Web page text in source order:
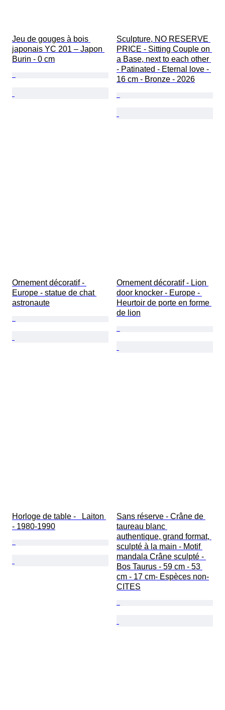
Jeu de gouges à bois
japonais YC 201 – Japon
Burin - 0 cm
Sculpture, NO RESERVE
PRICE - Sitting Couple on
a Base, next to each other
- Patinated - Eternal love -
16 cm - Bronze - 2026
Ornement décoratif -
Europe - statue de chat
astronaute
Ornement décoratif - Lion
door knocker - Europe -
Heurtoir de porte en forme
de lion
Horloge de table -   Laiton
- 1980-1990
Sans réserve - Crâne de
taureau blanc
authentique, grand format,
sculpté à la main - Motif
mandala Crâne sculpté -
Bos Taurus - 59 cm - 53
cm - 17 cm- Espèces non-
CITES